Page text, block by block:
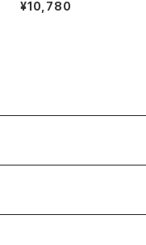
OVES
¥10,780